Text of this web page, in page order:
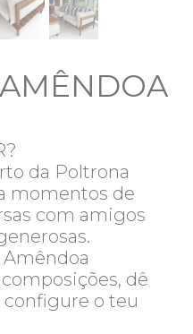
da Poltrona
momentos de
com amigos
dê
configure o teu